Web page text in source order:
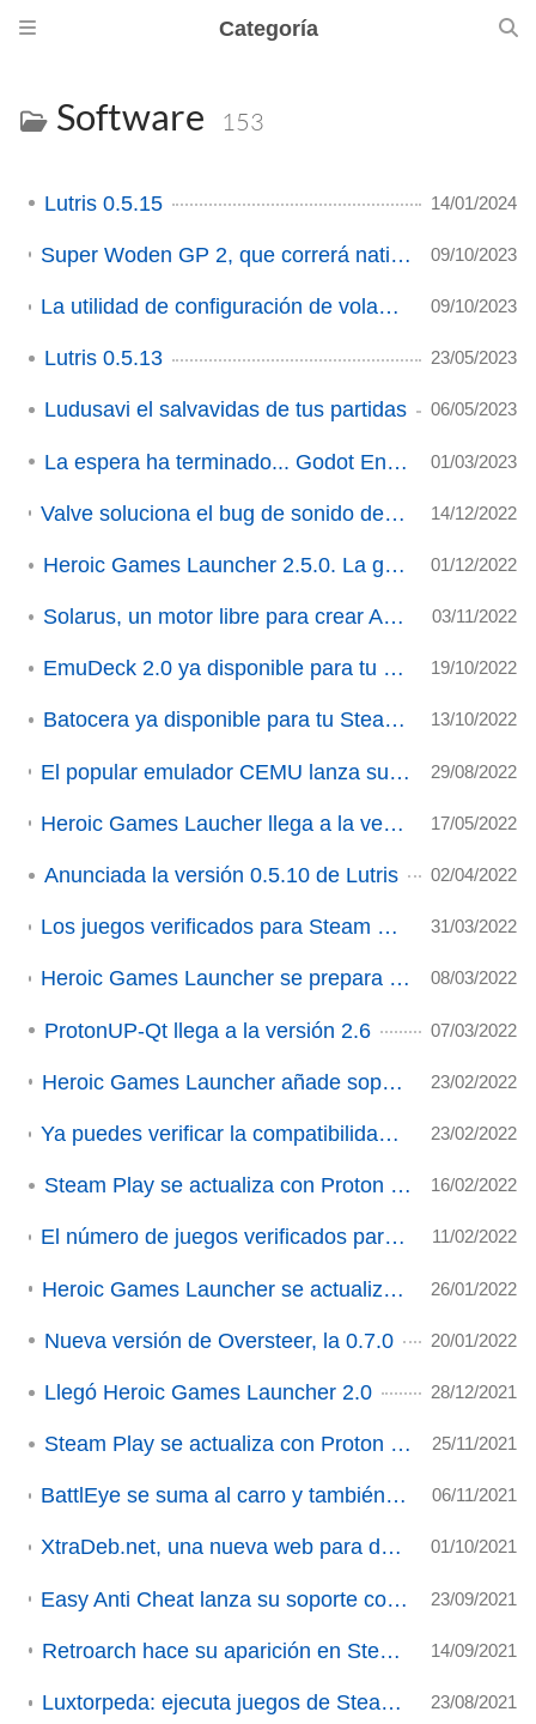
Categoría
Software 153
Lutris 0.5.15 14/01/2024
Super Woden GP 2, que correrá nativamente en Linux, ya tiene fecha de lanzamiento (ACTUALIZACIÓN 2) 09/10/2023
La utilidad de configuración de volantes Oversteer se actualiza a la versión 0.8.0 09/10/2023
Lutris 0.5.13 23/05/2023
Ludusavi el salvavidas de tus partidas 06/05/2023
La espera ha terminado... Godot Engine 4 01/03/2023
Valve soluciona el bug de sonido de Remote Play en el último cliente beta de Steam 14/12/2022
Heroic Games Launcher 2.5.0. La gran actualización. 01/12/2022
Solarus, un motor libre para crear ARPG en Linux. 03/11/2022
EmuDeck 2.0 ya disponible para tu Steam Deck 19/10/2022
Batocera ya disponible para tu Steam Deck 13/10/2022
El popular emulador CEMU lanza su versión experimental 2.0 con versión para Linux y adopta licencia Open Source 29/08/2022
Heroic Games Laucher llega a la versión 2.3.1 con multitud de nuevas mejoras y características 17/05/2022
Anunciada la versión 0.5.10 de Lutris 02/04/2022
Los juegos verificados para Steam Deck ya superan el millar, y Valve implementa el reporte de los usuarios 31/03/2022
Heroic Games Launcher se prepara para lanzar versión Flatpak y facilitar su uso en Steam Deck 08/03/2022
ProtonUP-Qt llega a la versión 2.6 07/03/2022
Heroic Games Launcher añade soporte para GOG en su última actualización 23/02/2022
Ya puedes verificar la compatibilidad de tus juegos con Steam Deck de forma oficial en Steam 23/02/2022
Steam Play se actualiza con Proton 7.0-3 16/02/2022
El número de juegos verificados para Steam Deck se acerca ya a los 300 títulos 11/02/2022
Heroic Games Launcher se actualiza con nuevas características 26/01/2022
Nueva versión de Oversteer, la 0.7.0 20/01/2022
Llegó Heroic Games Launcher 2.0 28/12/2021
Steam Play se actualiza con Proton 6.3-8 25/11/2021
BattlEye se suma al carro y también dará soporte a Wine/Proton (ACTUALIZADO) 06/11/2021
XtraDeb.net, una nueva web para descargar juegos libres para Ubuntu y derivadas. 01/10/2021
Easy Anti Cheat lanza su soporte completo para Linux, incluyendo Wine y Proton 23/09/2021
Retroarch hace su aparición en Steam tras pasar por un periodo de "pruebas" 14/09/2021
Luxtorpeda: ejecuta juegos de Steam Play con motores nativos 23/08/2021